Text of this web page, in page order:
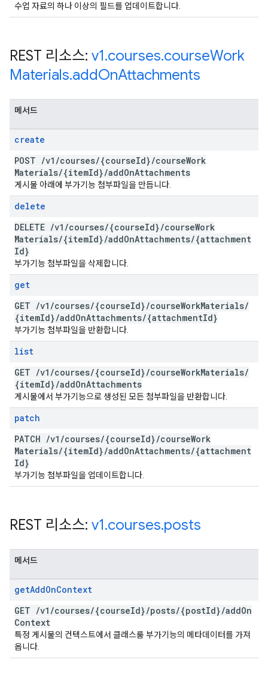
수업 자료의 하나 이상의 필드를 업데이트합니다.
REST 리소스: v1.courses.courseWork
Materials.addOnAttachments
메서드
create
POST /v1 /courses/{courseId}/courseWork
Materials/{itemId}/addOnAttachments
게시물 아래에 부가기능 첨부파일을 만듭니다.
delete
DELETE /v1 /courses/{courseId}/courseWork
Materials/{itemId}/addOnAttachments/{attachment
Id}
부가기능 첨부파일을 삭제합니다.
get
GET /v1 /courses/{courseId}/courseWorkMaterials/
{itemId}/addOnAttachments/{attachmentId}
부가기능 첨부파일을 반환합니다.
list
GET /v1 /courses/{courseId}/courseWorkMaterials/
{itemId}/addOnAttachments
게시물에서 부가기능으로 생성된 모든 첨부파일을 반환합니다.
patch
PATCH /v1 /courses/{courseId}/courseWork
Materials/{itemId}/addOnAttachments/{attachment
Id}
부가기능 첨부파일을 업데이트합니다.
REST 리소스: v1.courses.posts
메서드
getAddOnContext
GET /v1 /courses/{courseId}/posts/{postId}/addOn
Context
특정 게시물의 컨텍스트에서 클래스룸 부가기능의 메타데이터를 가져
옵니다.